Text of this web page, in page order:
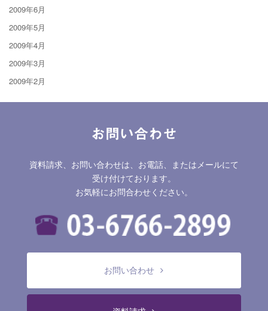
2009年6月
2009年5月
2009年4月
2009年3月
2009年2月
お問い合わせ
資料請求、お問い合わせは、お電話、またはメールにて
受け付けております。
お気軽にお問合わせください。
お問い合わせ